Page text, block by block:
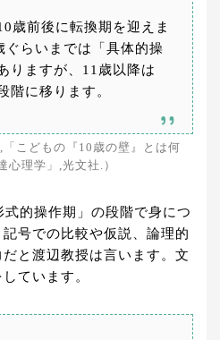
歳前後に転換期を迎えま
ぐらいまでは「具体的操
りますが、11歳以降は
階に移ります。
「こどもの『10歳の壁』とは何
心理学」,光文社.）
的操作期」の段階で身につ
号での比較や仮説、論理的
と渡辺教授は言います。文
ています。